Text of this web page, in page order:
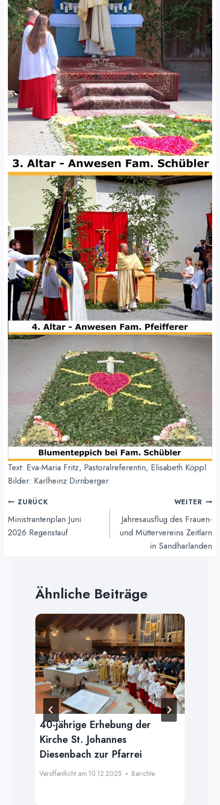
Text: Eva-Maria Fritz, Pastoralreferentin, Elisabeth Köppl
Bilder: Karlheinz Dirnberger
Beitragsnavigation
ZURÜCK
Ministrantenplan Juni
2026 Regenstauf
WEITER
Jahresausflug des Frauen-
und Müttervereins Zeitlarn
in Sandharlanden
Ähnliche Beiträge
40-jährige Erhebung der
Kirche St. Johannes
Diesenbach zur Pfarrei
Veröffentlicht am 10.12.2025 Berichte